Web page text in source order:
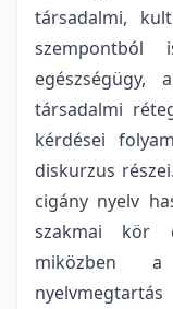
társadalmi,
társadalmi
kérdései
diskurzus
cigány nyelv
szakmai kör
miközben